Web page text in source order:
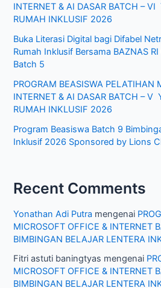
INTERNET & AI DASAR BATCH – VI
RUMAH INKLUSIF 2026
Buka Literasi Digital bagi Difabel
Rumah Inklusif Bersama BAZNAS
Batch 5
PROGRAM BEASISWA PELATIHAN
INTERNET & AI DASAR BATCH – V
RUMAH INKLUSIF 2026
Program Beasiswa Batch 9
Inklusif 2026 Sponsored by Lions
Recent Comments
Yonathan Adi Putra mengenai
MICROSOFT OFFICE & INTERNET
BIMBINGAN BELAJAR LENTERA
Fitri astuti baningtyas mengenai
MICROSOFT OFFICE & INTERNET
BIMBINGAN BELAJAR LENTERA